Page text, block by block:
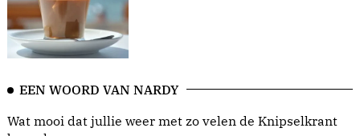
EEN WOORD VAN NARDY
Wat mooi dat jullie weer met zo velen de Knipselkrant